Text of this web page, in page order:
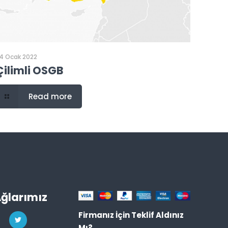
Ocak 2022
OSGB
Read more
Firmanız İçin Teklif Aldınız